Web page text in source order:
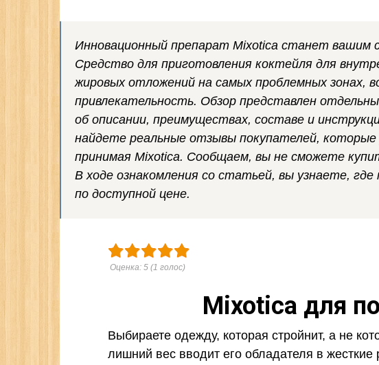
Инновационный препарат Mixotica станет вашим
Средство для приготовления коктейля для
жировых отложений на самых проблемных зонах,
привлекательность. Обзор представлен
об описании, преимуществах, составе и
найдете реальные отзывы покупателей, которые
принимая Mixotica. Сообщаем, вы не сможете
В ходе ознакомления со статьей, вы узнаете,
по доступной цене.
Оценка: 5 (1 голос)
Mixotica для
Выбираете одежду, которая стройнит, а не
лишний вес вводит его обладателя в